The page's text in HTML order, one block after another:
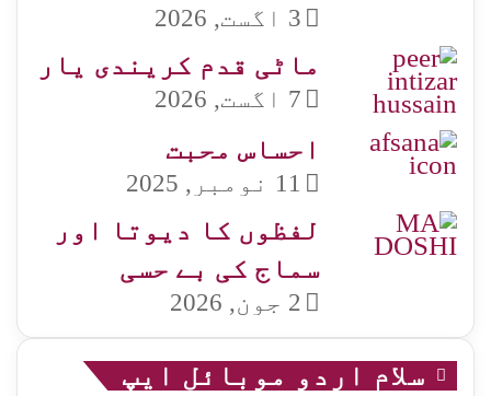
3 اگست, 2026
ماٹی قدم کریندی یار
7 اگست, 2026
احساس محبت
11 نومبر, 2025
لفظوں کا دیوتا اور
سماج کی بے حسی
2 جون, 2026
سلام اردو موبائل ایپ